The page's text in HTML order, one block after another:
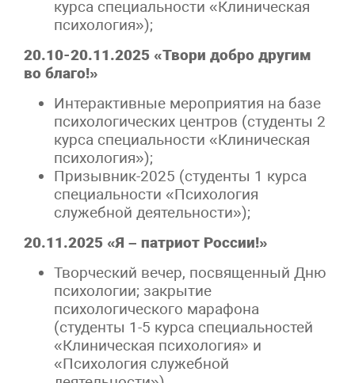
курса специальности «Клиническая
психология»);
20.10-20.11.2025 «Твори добро другим
во благо!»
Интерактивные мероприятия на базе
психологических центров (студенты 2
курса специальности «Клиническая
психология»);
Призывник-2025 (студенты 1 курса
специальности «Психология
служебной деятельности»);
20.11.2025 «Я – патриот России!»
Творческий вечер, посвященный Дню
психологии; закрытие
психологического марафона
(студенты 1-5 курса специальностей
«Клиническая психология» и
«Психология служебной